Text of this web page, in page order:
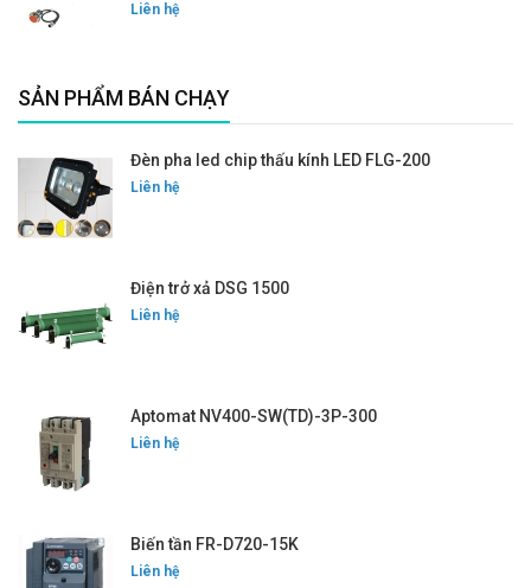
Liên hệ
SẢN PHẨM BÁN CHẠY
Đèn pha led chip thấu kính LED FLG-200
Liên hệ
Điện trở xả DSG 1500
Liên hệ
Aptomat NV400-SW(TD)-3P-300
Liên hệ
Biến tần FR-D720-15K
Liên hệ